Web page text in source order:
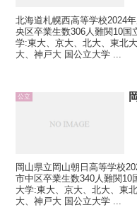
北海道札幌西高等学校2024
央区卒業生数306人難関10
学:東大、京大、北大、東北
大、神戸大 国公立大学 ...
公立
岡山県立岡山朝日高等学校
市中区卒業生数340人難関
大学:東大、京大、北大、東
大、神戸大 国公立大学 ...